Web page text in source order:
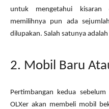
untuk mengetahui kisaran
memilihnya pun ada
dilupakan. Salah satunya
2. Mobil Baru
Pertimbangan kedua
OLXer akan membeli mobil